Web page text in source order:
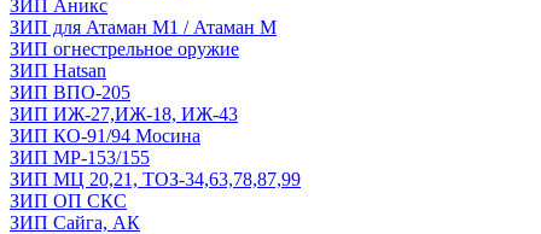
ЗИП Аникс
ЗИП для Атаман М1 / Атаман М
ЗИП огнестрельное оружие
ЗИП Hatsan
ЗИП ВПО-205
ЗИП ИЖ-27,ИЖ-18, ИЖ-43
ЗИП КО-91/94 Мосина
ЗИП МР-153/155
ЗИП МЦ 20,21, ТОЗ-34,63,78,87,99
ЗИП ОП СКС
ЗИП Сайга, АК